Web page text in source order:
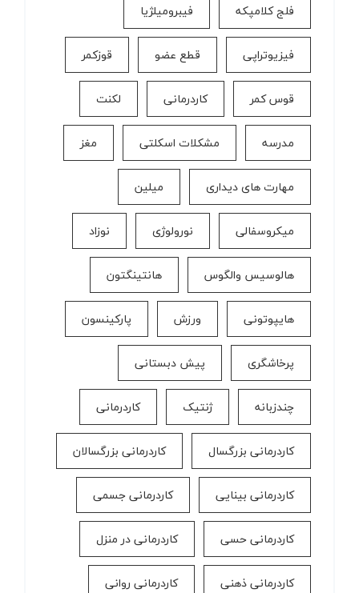
فلج کلامپکه فیبرومیلژیا
فیزیوتراپی قطع عضو قوزکمر
قوس کمر كاردرمانی لکنت
مدرسه مشکلات اسکلتی مغز
مهارت های دیداری میلین
میکروسفالی نورولوژی نوزاد
هالوسیس والگوس هانتینگتون
هایپوتونی ورزش پارکینسون
پرخاشگری پیش دبستانی
چندزبانه ژنتیک کاردرمانی
کاردرمانی بزرگسال کاردرمانی بزرگسالان
کاردرمانی بینایی کاردرمانی جسمی
کاردرمانی حسی کاردرمانی در منزل
کاردرمانی ذهنی کاردرمانی روانی